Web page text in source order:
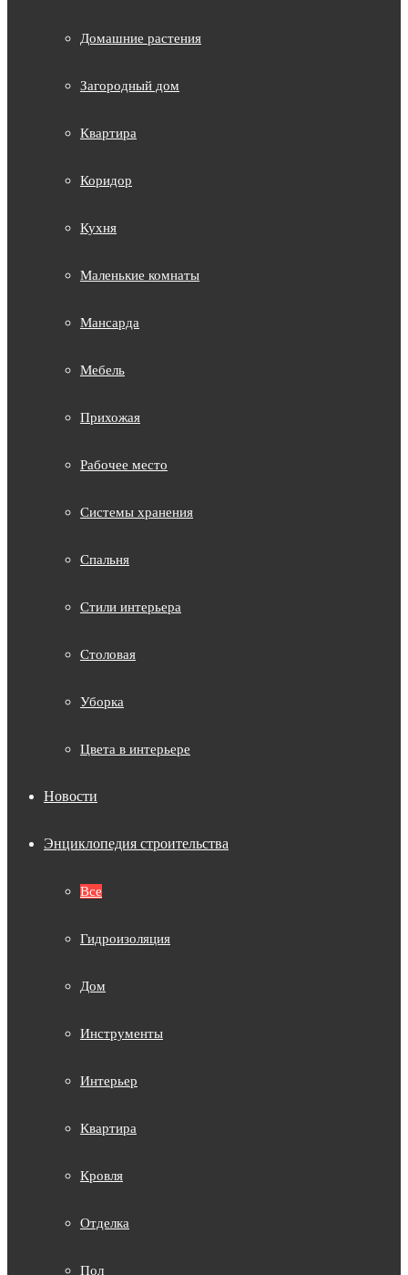
Домашние растения
Загородный дом
Квартира
Коридор
Кухня
Маленькие комнаты
Мансарда
Мебель
Прихожая
Рабочее место
Системы хранения
Спальня
Стили интерьера
Столовая
Уборка
Цвета в интерьере
Новости
Энциклопедия строительства
Все
Гидроизоляция
Дом
Инструменты
Интерьер
Квартира
Кровля
Отделка
Пол